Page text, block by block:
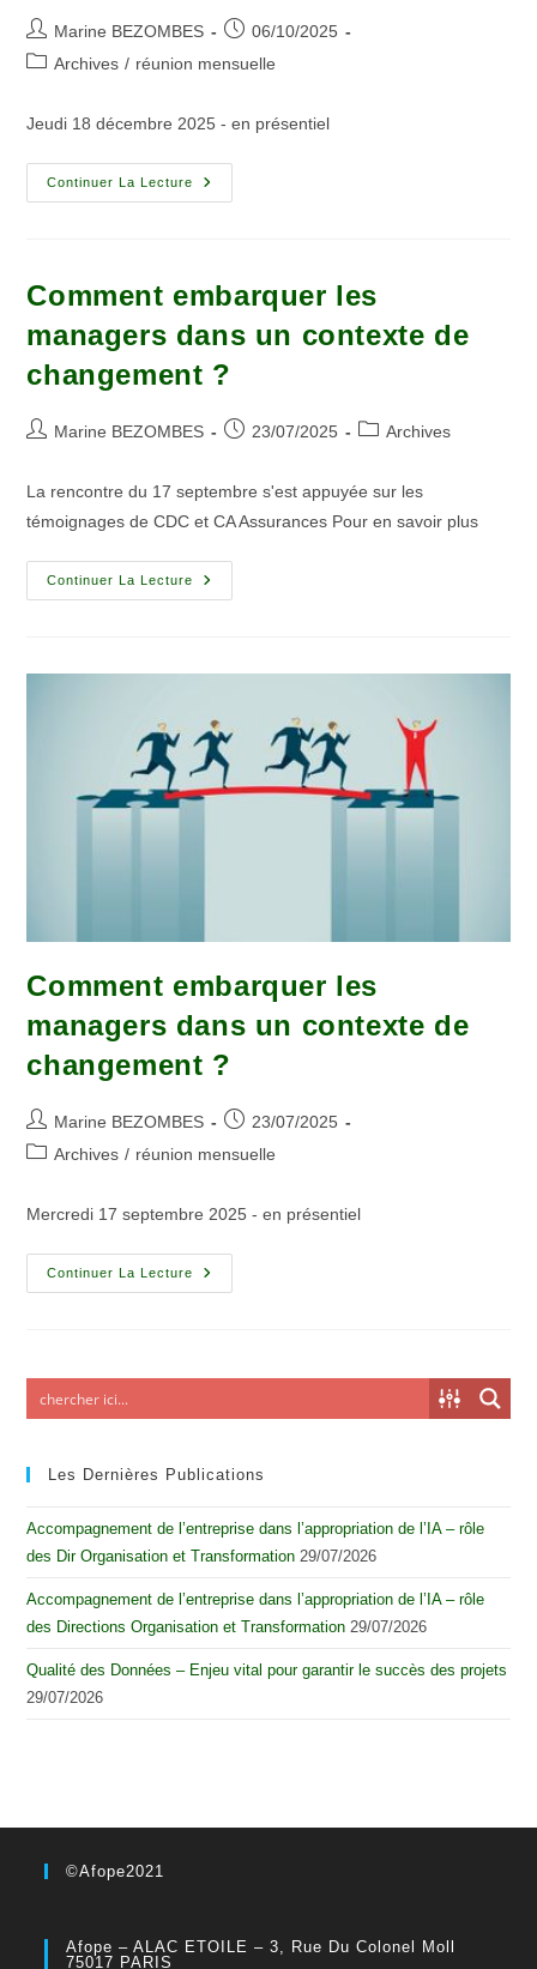
Marine BEZOMBES
06/10/2025
Archives / réunion mensuelle
Jeudi 18 décembre 2025 - en présentiel
Continuer La Lecture
Comment embarquer les
managers dans un contexte de
changement ?
Marine BEZOMBES 23/07/2025 Archives
La rencontre du 17 septembre s'est appuyée sur les
témoignages de CDC et CA Assurances Pour en savoir plus
Continuer La Lecture
Comment embarquer les
managers dans un contexte de
changement ?
Marine BEZOMBES
23/07/2025
Archives / réunion mensuelle
Mercredi 17 septembre 2025 - en présentiel
Continuer La Lecture
Les Dernières Publications
Accompagnement de l’entreprise dans l’appropriation de l’IA – rôle
des Dir Organisation et Transformation 29/07/2026
Accompagnement de l’entreprise dans l’appropriation de l’IA – rôle
des Directions Organisation et Transformation 29/07/2026
Qualité des Données – Enjeu vital pour garantir le succès des projets
29/07/2026
©Afope2021
Afope – ALAC ETOILE – 3, Rue Du Colonel Moll
75017 PARIS